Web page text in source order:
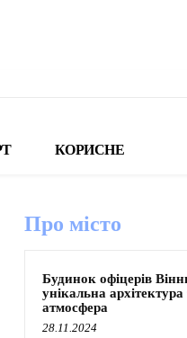
КОРИСНЕ
Про місто
Будинок офіцерів
унікальна архітектура
атмосфера
28.11.2024